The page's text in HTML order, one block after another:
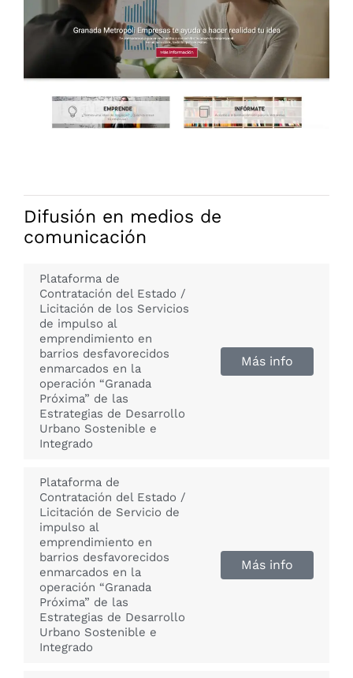
Difusión en medios de
comunicación
Plataforma de
Contratación del Estado /
Licitación de los Servicios
de impulso al
emprendimiento en
barrios desfavorecidos
enmarcados en la
operación “Granada
Próxima” de las
Estrategias de Desarrollo
Urbano Sostenible e
Integrado
Más info
Plataforma de
Contratación del Estado /
Licitación de Servicio de
impulso al
emprendimiento en
barrios desfavorecidos
enmarcados en la
operación “Granada
Próxima” de las
Estrategias de Desarrollo
Urbano Sostenible e
Integrado
Más info